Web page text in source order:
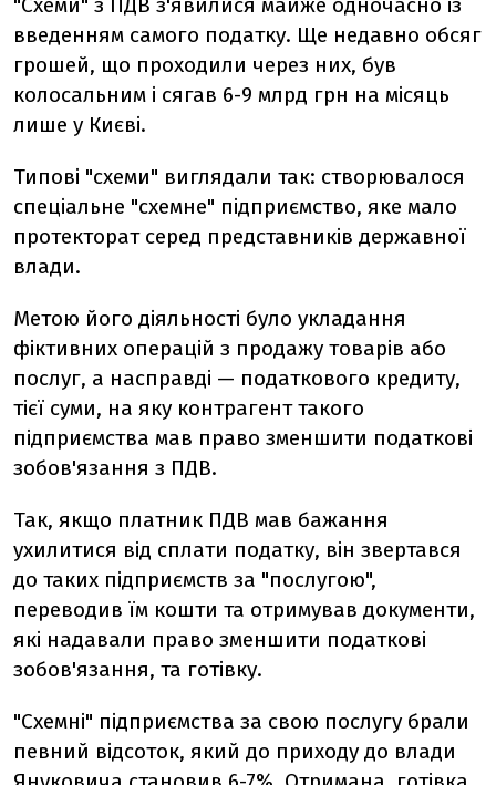
введенням самого податку. Ще недавно обсяг
грошей, що проходили через них, був
колосальним і сягав 6-9 млрд грн на місяць
лише у Києві.
Типові "схеми" виглядали так: створювалося
спеціальне "схемне" підприємство, яке мало
протекторат серед представників державної
влади.
Метою його діяльності було укладання
фіктивних операцій з продажу товарів або
послуг, а насправді — податкового кредиту,
тієї суми, на яку контрагент такого
підприємства мав право зменшити податкові
зобов'язання з ПДВ.
Так, якщо платник ПДВ мав бажання
ухилитися від сплати податку, він звертався
до таких підприємств за "послугою",
переводив їм кошти та отримував документи,
які надавали право зменшити податкові
зобов'язання, та готівку.
"Схемні" підприємства за свою послугу брали
певний відсоток, який до приходу до влади